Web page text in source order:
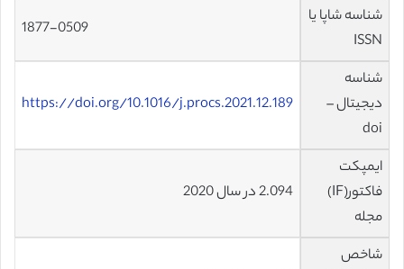
شناسه شاپا یا
ISSN
1877-0509
شناسه
دیجیتال –
doi
https://doi.org/10.1016/j.procs.2021.12.189
ایمپکت
فاکتور(IF)
مجله
2.094 در سال 2020
شاخص